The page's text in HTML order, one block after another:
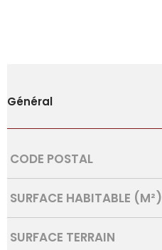
Général
Caractérisque
CODE POSTAL
SURFACE HABITABLE (M²)
SURFACE TERRAIN